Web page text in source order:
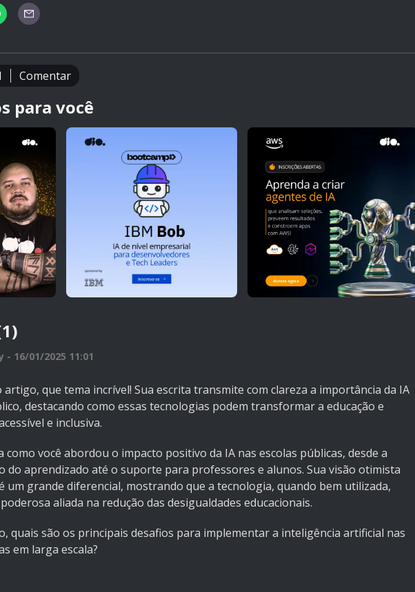
Comentar
para você
- 16/01/2025 11:01
artigo, que tema incrível! Sua escrita transmite com clareza a importância da IA
destacando como essas tecnologias podem transformar a educação e
e inclusiva.
como você abordou o impacto positivo da IA nas escolas públicas, desde a
do aprendizado até o suporte para professores e alunos. Sua visão otimista
um grande diferencial, mostrando que a tecnologia, quando bem utilizada,
aliada na redução das desigualdades educacionais.
quais são os principais desafios para implementar a inteligência artificial nas
em larga escala?